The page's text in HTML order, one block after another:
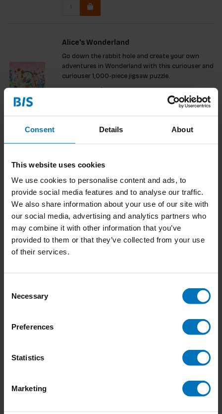
Consent Details About
This website uses cookies
We use cookies to personalise content and ads, to
provide social media features and to analyse our traffic.
We also share information about your use of our site with
our social media, advertising and analytics partners who
may combine it with other information that you’ve
provided to them or that they’ve collected from your use
of their services.
Selection
Necessary
Preferences
Statistics
Marketing
Alice's Wonderland
Go down the rabbit hole and create your own
adventures in Wonderland with this curiouser and
curiouser 1,000-piece jigsaw puzzle.
€23,99Incl. tax
Dit schattige memoryspel is perfect voor
geheugen en concentratie. Met 50 kaarten vol
prachtige foto's van babydieren en hun ouders,
biedt het spel urenlang plezier. Inclusief een
€18,99Incl. tax
Baby Animal Match
BOXED GIFT perfect for animal lovers of all ages
INCLUDES BOOKLET with fun facts about the
animals and their relationship with their babies